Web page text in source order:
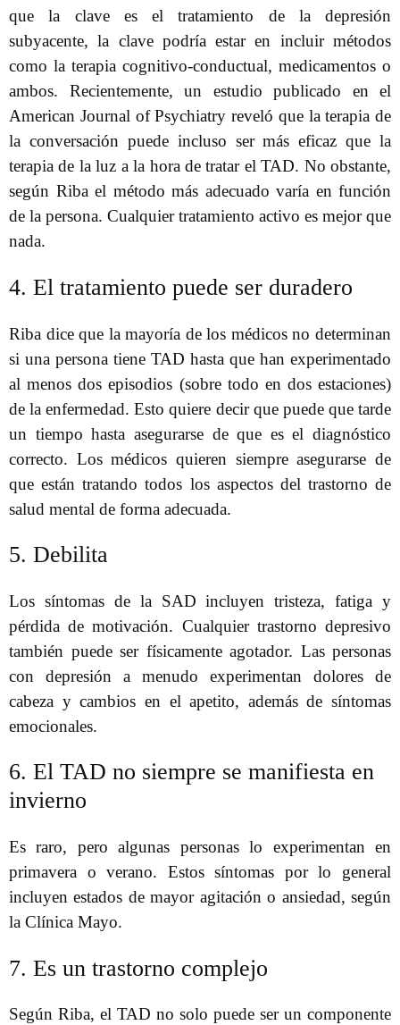
que la clave es el tratamiento de la depresión
subyacente, la clave podría estar en incluir métodos
como la terapia cognitivo-conductual, medicamentos o
ambos. Recientemente, un estudio publicado en el
American Journal of Psychiatry reveló que la terapia de
la conversación puede incluso ser más eficaz que la
terapia de la luz a la hora de tratar el TAD. No obstante,
según Riba el método más adecuado varía en función
de la persona. Cualquier tratamiento activo es mejor que
nada.
4. El tratamiento puede ser duradero
Riba dice que la mayoría de los médicos no determinan
si una persona tiene TAD hasta que han experimentado
al menos dos episodios (sobre todo en dos estaciones)
de la enfermedad. Esto quiere decir que puede que tarde
un tiempo hasta asegurarse de que es el diagnóstico
correcto. Los médicos quieren siempre asegurarse de
que están tratando todos los aspectos del trastorno de
salud mental de forma adecuada.
5. Debilita
Los síntomas de la SAD incluyen tristeza, fatiga y
pérdida de motivación. Cualquier trastorno depresivo
también puede ser físicamente agotador. Las personas
con depresión a menudo experimentan dolores de
cabeza y cambios en el apetito, además de síntomas
emocionales.
6. El TAD no siempre se manifiesta en
invierno
Es raro, pero algunas personas lo experimentan en
primavera o verano. Estos síntomas por lo general
incluyen estados de mayor agitación o ansiedad, según
la Clínica Mayo.
7. Es un trastorno complejo
Según Riba, el TAD no solo puede ser un componente